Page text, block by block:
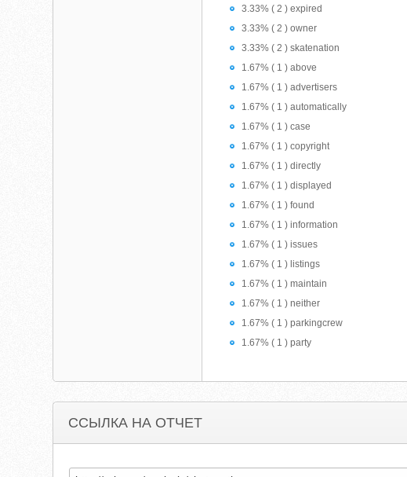
3.33% ( 2 ) expired
3.33% ( 2 ) owner
3.33% ( 2 ) skatenation
1.67% ( 1 ) above
1.67% ( 1 ) advertisers
1.67% ( 1 ) automatically
1.67% ( 1 ) case
1.67% ( 1 ) copyright
1.67% ( 1 ) directly
1.67% ( 1 ) displayed
1.67% ( 1 ) found
1.67% ( 1 ) information
1.67% ( 1 ) issues
1.67% ( 1 ) listings
1.67% ( 1 ) maintain
1.67% ( 1 ) neither
1.67% ( 1 ) parkingcrew
1.67% ( 1 ) party
ССЫЛКА НА ОТЧЕТ